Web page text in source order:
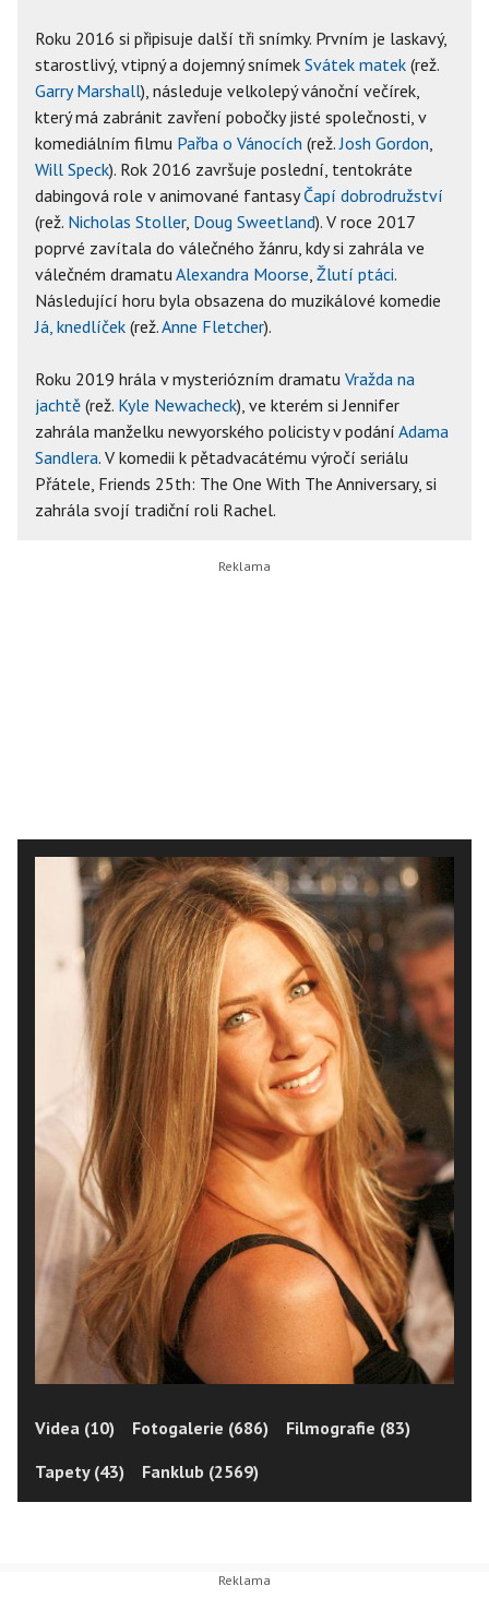
Roku 2016 si připisuje další tři snímky. Prvním je laskavý,
starostlivý, vtipný a dojemný snímek Svátek matek (rež.
Garry Marshall), následuje velkolepý vánoční večírek,
který má zabránit zavření pobočky jisté společnosti, v
komediálním filmu Pařba o Vánocích (rež.Josh Gordon,
Will Speck). Rok 2016 završuje poslední, tentokráte
dabingová role v animované fantasyČapí dobrodružství
(rež. Nicholas Stoller, Doug Sweetland). V roce 2017
poprvé zavítala do válečného žánru, kdy si zahrála ve
válečném dramatuAlexandra Moorse, Žlutí ptáci.
Následující horu byla obsazena do muzikálové komedie
Já, knedlíček (rež.Anne Fletcher).
Roku 2019 hrála v mysteriózním dramatu Vražda na
jachtě (rež. Kyle Newacheck), ve kterém si Jennifer
zahrála manželku newyorského policisty v podání Adama
Sandlera. V komedii k pětadvacátému výročí seriálu
Přátele, Friends 25th: The One With The Anniversary, si
zahrála svojí tradiční roli Rachel.
Videa (10) Fotogalerie (686)
Filmografie (83)
Tapety (43)
Fanklub (2569)